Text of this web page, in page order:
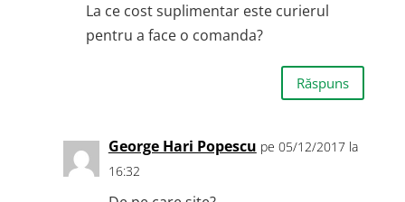
La ce cost suplimentar este curierul
pentru a face o comanda?
Răspuns
George Hari Popescu pe 05/12/2017 la
16:32